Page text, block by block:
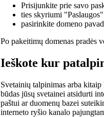
Prisijunkite prie savo
ties skyriumi
pasirinkite domeno
Po pakeitimų domenas pradės
Ieškote kur
Svetainių talpinimas arba kitaip
būdas jūsų svetainei atsidurti
paštui ar duomenų bazei
interneto ryšio kanalo